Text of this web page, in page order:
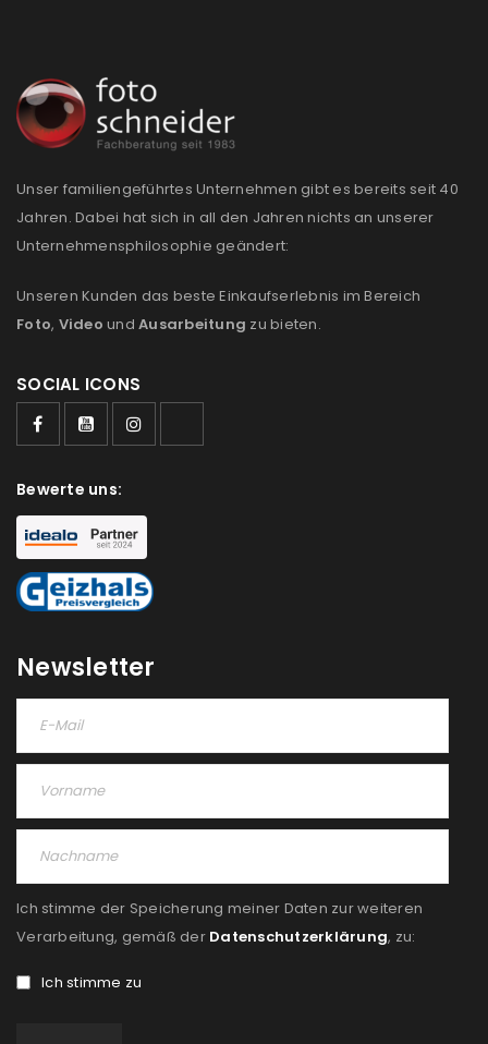
Unser familiengeführtes Unternehmen gibt es bereits seit 40
Jahren. Dabei hat sich in all den Jahren nichts an unserer
Unternehmensphilosophie geändert:
Unseren Kunden das beste Einkaufserlebnis im Bereich
Foto, Video und Ausarbeitung zu bieten.
SOCIAL ICONS
Bewerte uns:
Newsletter
Ich stimme der Speicherung meiner Daten zur weiteren
Verarbeitung, gemäß der Datenschutzerklärung, zu:
Ich stimme zu